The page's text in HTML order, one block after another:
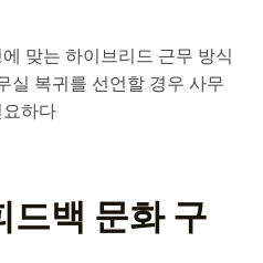
맞는 하이브리드 근무 방식
실 복귀를 선언할 경우 사무
하다
백 문화 구